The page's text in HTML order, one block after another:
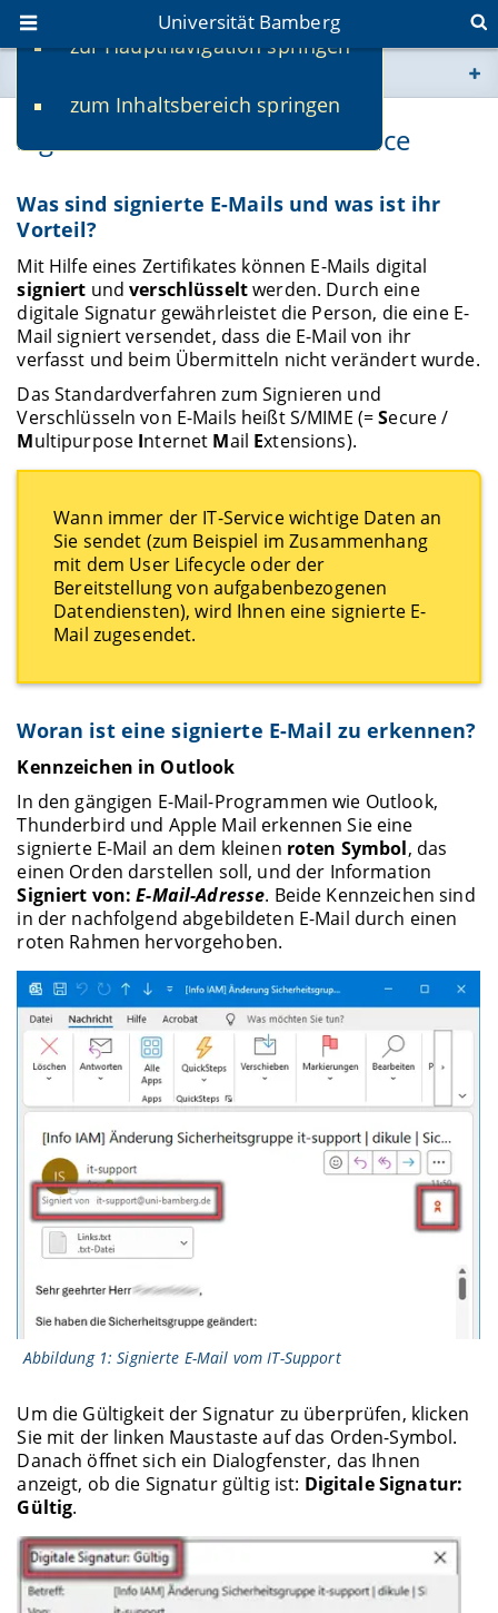
zur Hauptnavigation springen
zum Inhaltsbereich springen
Universität Bamberg
www.uni-bamberg.de
Signierte E-Mails vom IT-Service
Was sind signierte E-Mails und was ist ihr
Vorteil?
Mit Hilfe eines Zertifikates können E-Mails digital
signiert undverschlüsseltwerden. Durch eine
digitale Signatur gewährleistet die Person, die eine E-
Mail signiert versendet, dass die E-Mail von ihr
verfasst und beim Übermitteln nicht verändert wurde.
Das Standardverfahren zum Signieren und
Verschlüsseln von E-Mails heißt S/MIME (=Secure /
Multipurpose Internet Mail Extensions).
Wann immer der IT-Service wichtige Daten an
Sie sendet (zum Beispiel im Zusammenhang
mit dem User Lifecycle oder der
Bereitstellung von aufgabenbezogenen
Datendiensten), wird Ihnen eine signierte E-
Mail zugesendet.
Woran ist eine signierte E-Mail zu erkennen?
Kennzeichen in Outlook
In den gängigen E-Mail-Programmen wie Outlook,
Thunderbird und Apple Mail erkennen Sie eine
signierte E-Mail an dem kleinen roten Symbol, das
einen Orden darstellen soll, und der Information
Signiert von:E-Mail-Adresse. Beide Kennzeichen sind
in der nachfolgend abgebildeten E-Mail durch einen
roten Rahmen hervorgehoben.
Abbildung 1: Signierte E-Mail vom IT-Support
Um die Gültigkeit der Signatur zu überprüfen, klicken
Sie mit der linken Maustaste auf das Orden-Symbol.
Danach öffnet sich ein Dialogfenster, das Ihnen
anzeigt, ob die Signatur gültig ist: Digitale Signatur:
Gültig.